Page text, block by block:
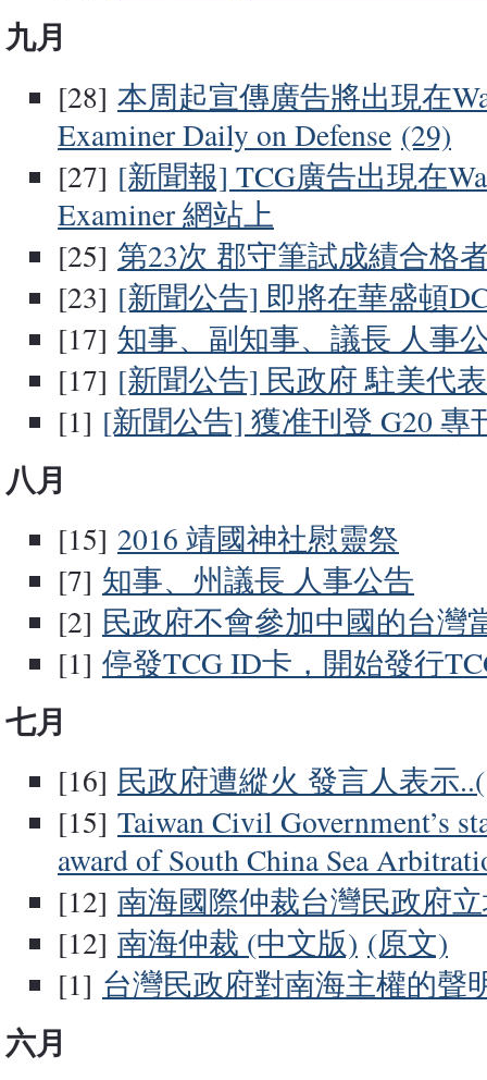
九月
[28] 本周起宣傳廣告將出現在
Examiner Daily on Defense (29)
[27] [新聞報] TCG廣告出現在
Examiner 網站上
[25] 第23次 郡守筆試成績合格
[23] [新聞公告] 即將在華盛頓
[17] 知事、副知事、議長 人事
[17] [新聞公告] 民政府 駐美代
[1] [新聞公告] 獲准刊登 G20 專
八月
[15] 2016 靖國神社慰靈祭
[7] 知事、州議長 人事公告
[2] 民政府不會參加中國的台灣
[1] 停發TCG ID卡，開始發行
七月
[16] 民政府遭縱火 發言人表示
[15] Taiwan Civil Government’s
award of South China Sea
[12] 南海國際仲裁台灣民政府
[12] 南海仲裁 (中文版) (原文)
[1] 台灣民政府對南海主權的聲
六月